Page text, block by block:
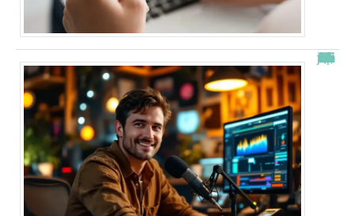
“Alexis Morel, journaliste : Qui est le fils de Apolline de Malherbe ?”